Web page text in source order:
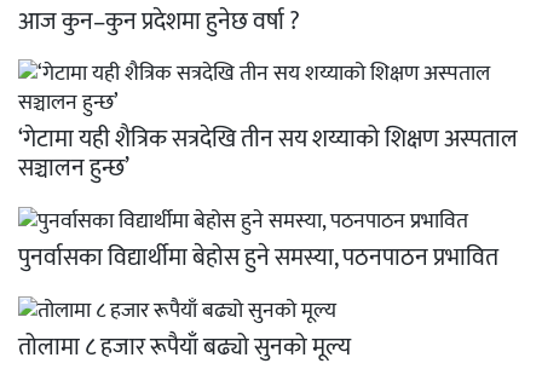
आज कुन–कुन प्रदेशमा हुनेछ वर्षा ?
‘गेटामा यही शैत्रिक सत्रदेखि तीन सय शय्याको शिक्षण अस्पताल
सञ्चालन हुन्छ’
पुनर्वासका विद्यार्थीमा बेहोस हुने समस्या, पठनपाठन प्रभावित
तोलामा ८ हजार रूपैयाँ बढ्यो सुनको मूल्य